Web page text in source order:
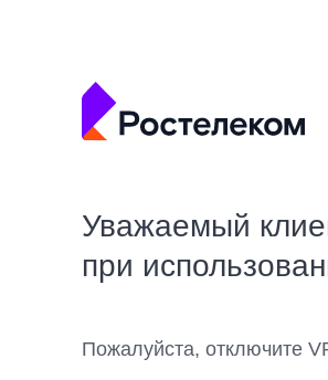
Уважаемый
при
Пожалуйста, отключите